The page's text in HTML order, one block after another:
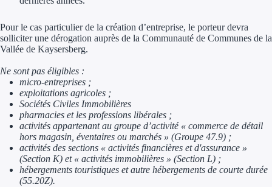
Tous les
Quelles aides pour
Ouvrage
Pour le cas particulier de la création d’entreprise, le porteur devra
solliciter une dérogation auprès de la Communauté de Communes de la
Vallée de Kaysersberg.
Ne sont pas éligibles :
micro-entreprises ;
exploitations agricoles ;
Sociétés Civiles Immobilières
pharmacies et les professions libérales ;
activités appartenant au groupe d’activité « commerce de détail
hors magasin, éventaires ou marchés » (Groupe 47.9) ;
activités des sections « activités financières et d'assurance »
(Section K) et « activités immobilières » (Section L) ;
hébergements touristiques et autre hébergements de courte durée
(55.20Z).